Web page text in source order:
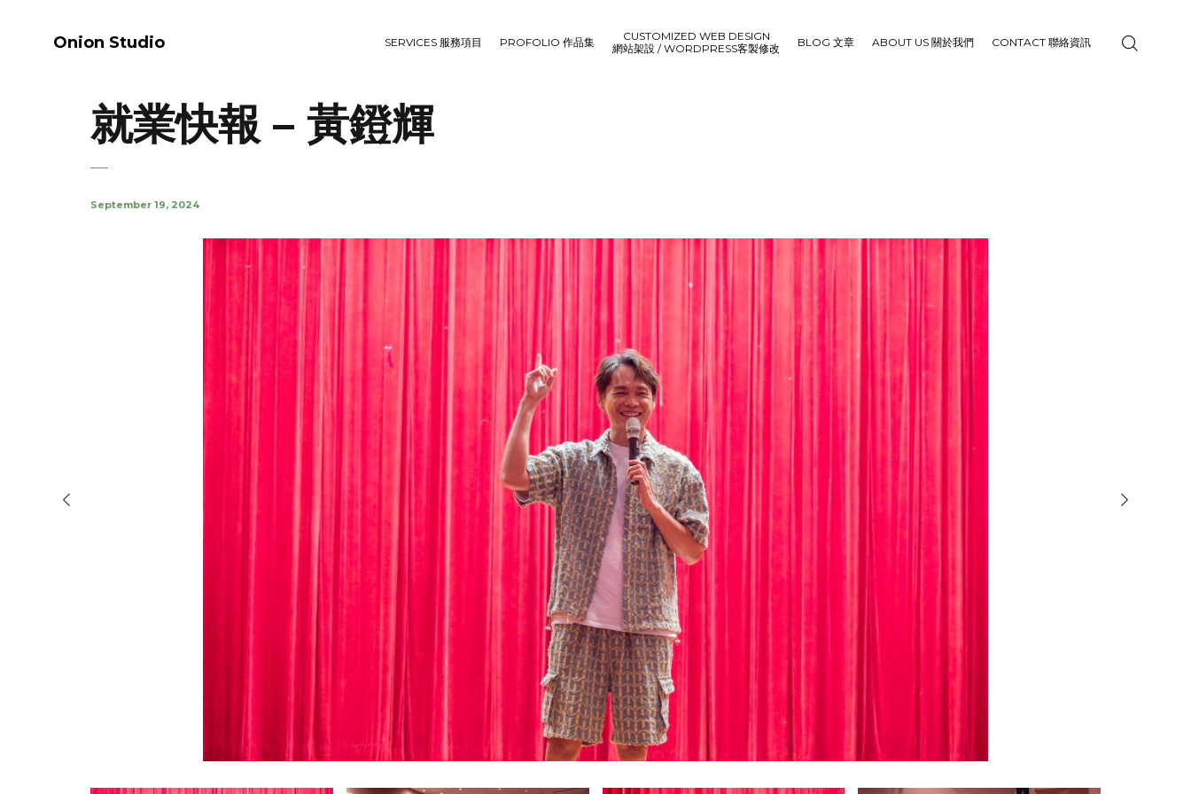
Onion Studio SERVICES 服務項目 PROFOLIO 作品集
CUSTOMIZED WEB DESIGN
網站架設 / WORDPRESS客製修改
BLOG 文章 ABOUT US 關於我們 CONTACT 聯絡資訊
就業快報 – 黃鐙輝
September 19, 2024